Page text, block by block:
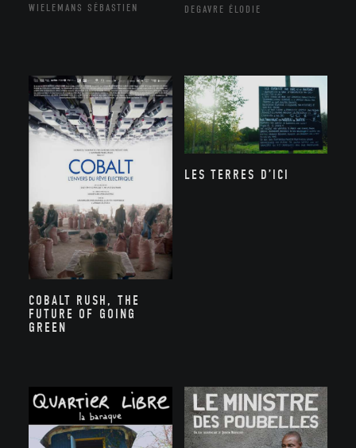
WIELEMANS SÉBASTIEN DEGAVRE ÉLODIE
COBALT RUSH, THE
FUTURE OF GOING
GREEN
LES TERRES D’ICI